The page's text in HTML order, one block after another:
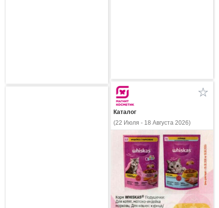
Каталог
(22 Июля - 18 Августа 2026)